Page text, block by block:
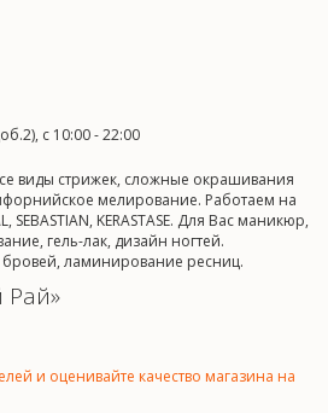
c 10:00 - 22:00
виды стрижек, сложные окрашивания
мелирование. Работаем на
SEBASTIAN, KERASTASE. Для Вас маникюр,
гель-лак, дизайн ногтей.
ламинирование ресниц.
Рай»